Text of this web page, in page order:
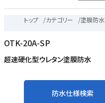
トップ /カテゴリー /塗膜防水
OTK-20A-SP
超速硬化型ウレタン塗膜防水
防水仕様検索